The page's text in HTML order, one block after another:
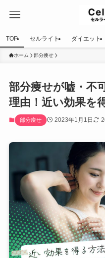
TOP セルライト ダイエット
ホーム 部分痩せ
部分痩せが嘘・不
理由！近い効果を
部分痩せ 2023年1月1日